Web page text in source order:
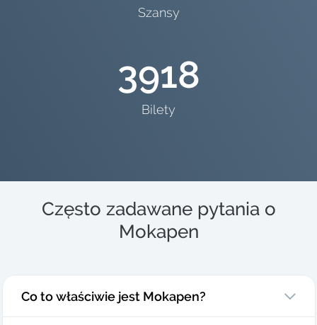
Szansy
3918
Bilety
Często zadawane pytania o
Mokapen
Co to właściwie jest Mokapen?